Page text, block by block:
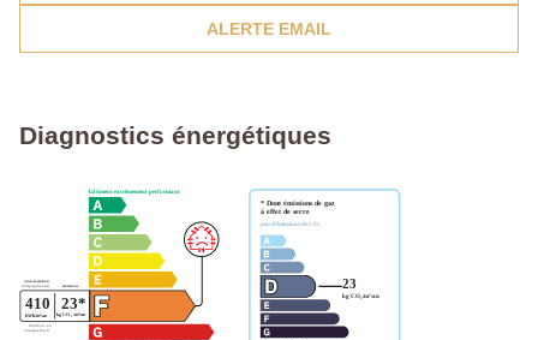
ALERTE EMAIL
Diagnostics énergétiques